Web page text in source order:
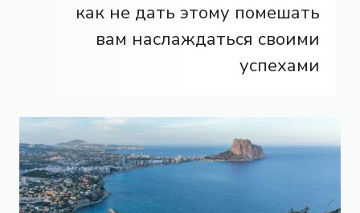
как не дать этому помешать
вам наслаждаться своими
успехами